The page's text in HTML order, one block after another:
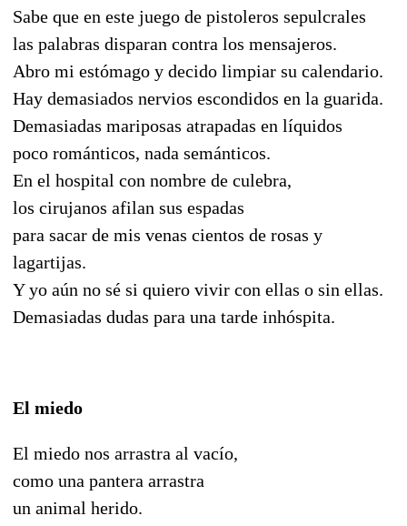
Sabe que en este juego de pistoleros sepulcrales
las palabras disparan contra los mensajeros.
Abro mi estómago y decido limpiar su calendario.
Hay demasiados nervios escondidos en la guarida.
Demasiadas mariposas atrapadas en líquidos
poco románticos, nada semánticos.
En el hospital con nombre de culebra,
los cirujanos afilan sus espadas
para sacar de mis venas cientos de rosas y
lagartijas.
Y yo aún no sé si quiero vivir con ellas o sin ellas.
Demasiadas dudas para una tarde inhóspita.
El miedo
El miedo nos arrastra al vacío,
como una pantera arrastra
un animal herido.